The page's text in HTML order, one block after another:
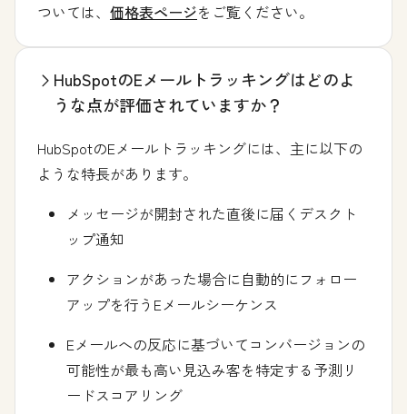
ついては、 価格表ページをご覧ください。
HubSpotのEメールトラッキングはどのよ
うな点が評価されていますか？
HubSpotのEメールトラッキングには、主に以下の
ような特長があります。
メッセージが開封された直後に届くデスクト
ップ通知
アクションがあった場合に自動的にフォロー
アップを行うEメールシーケンス
Eメールへの反応に基づいてコンバージョンの
可能性が最も高い見込み客を特定する予測リ
ードスコアリング